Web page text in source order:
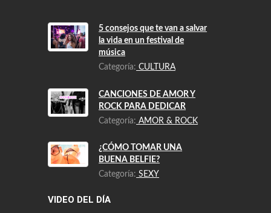
5 consejos que te van a salvar
la vida en un festival de
música
Categoría:CULTURA
CANCIONES DE AMOR Y
ROCK PARA DEDICAR
Categoría:AMOR & ROCK
¿CÓMO TOMAR UNA
BUENA BELFIE?
Categoría:SEXY
VIDEO DEL DÍA